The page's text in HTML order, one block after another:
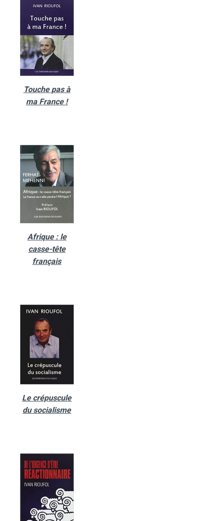
Touche pas à
ma France !
Afrique : le
casse-tête
français
Le crépuscule
du socialisme